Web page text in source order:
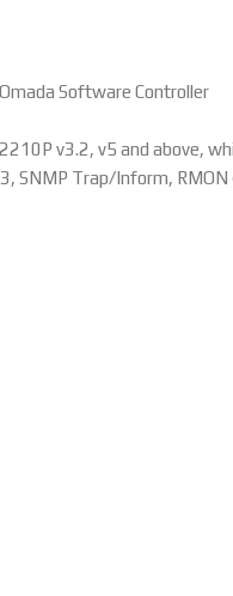
Software Controller
v3.2, v5 and above,
Trap/Inform,